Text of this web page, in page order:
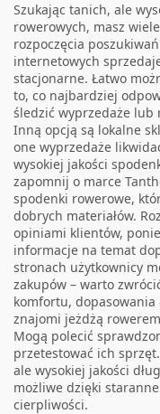
Szukając tanich, ale
rowerowych, masz
rozpoczęcia
internetowych
stacjonarne. Łatwo
to, co najbardziej
śledzić wyprzedaże lub
Inną opcją są lokalne
one wyprzedaże
wysokiej jakości
zapomnij o marce
spodenki rowerowe,
dobrych materiałów.
opiniami klientów,
informacje na temat
stronach użytkownicy
zakupów – warto
komfortu, dopasowania
znajomi jeżdżą
Mogą polecić
przetestować ich
ale wysokiej jakości
możliwe dzięki
cierpliwości.